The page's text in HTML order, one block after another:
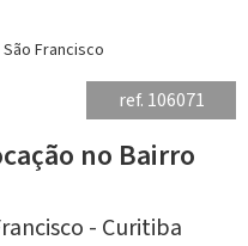
São Francisco
ref. 106071
no Bairro
- Curitiba